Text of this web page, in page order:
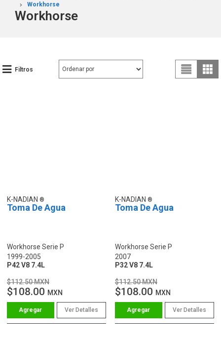
Workhorse
Workhorse
Filtros
K-NADIAN
Toma De Agua
Workhorse Serie P
1999-2005
P42 V8 7.4L
$112.50 MXN
$108.00 MXN
Ver Detalles
K-NADIAN
Toma De Agua
Workhorse Serie P
2007
P32 V8 7.4L
$112.50 MXN
$108.00 MXN
Ver Detalles